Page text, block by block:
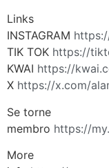
Links
INSTAGRAM
TIK TOK https://
KWAI https://
X https://x.com/
Se torne
membro https://
More